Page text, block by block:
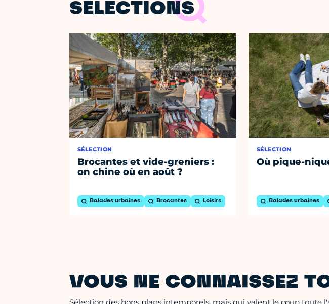
SÉLECTIONS
SÉLECTION
Brocantes et vide-greniers :
on chine où en août ?
Balades urbaines Brocantes Loisirs
SÉLECTION
Où pique-
Balades urbaines
VOUS NE CONNAISSEZ
Sélection des bons plans intemporels, mais qui valent le coup toute